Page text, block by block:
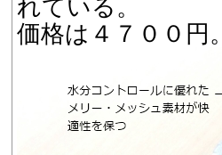
れている。
価格は４７００円。